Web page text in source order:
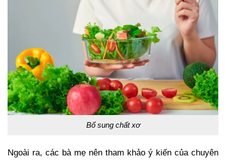
Bổ sung chất xơ
Ngoài ra, các bà mẹ nên tham khảo ý kiến của chuyên